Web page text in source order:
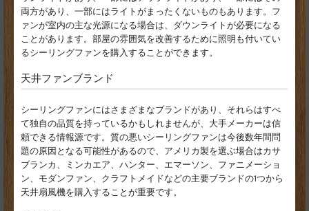
両方があり、一部にはライトがまったくないものもあります。フ
ァンが室内の主な光源になる場合は、ダウンライトが必要になる
ことがあります。部屋の雰囲気を改善するために照明も付いてい
るシーリングファンを購入することができます。
天井ファンブランド
シーリングファンにはさまざまなブランドがあり、それらはすべ
て独自の品質を持っているかもしれませんが、大手メーカーは信
頼できる情報源です。質の悪いシーリングファンは今後数年間問
題の原因となる可能性があるので、アメリカ製を選ぶ場合はカサ
ブランカ、ミンカエア、ハンター、エマーソン、ファニメーショ
ン、モダンファン、クラフトメイドなどの主要ブランドの1つから
天井扇風機を購入することが重要です。